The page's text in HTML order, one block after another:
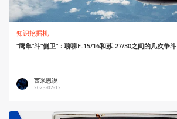
知识挖掘机
“鹰隼”斗“侧卫”：聊聊F-15/16和苏-27/30之间的几次争斗
西米恩说
2023-02-12